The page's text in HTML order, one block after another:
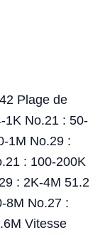
Plage de
1K No.21 : 50-
1M No.29 :
: 100-200K
: 2K-4M 51.2
8M No.27 :
Vitesse